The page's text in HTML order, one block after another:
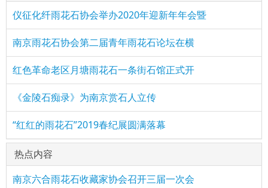
仪征化纤雨花石协会举办2020年迎新年年会暨
南京雨花石协会第二届青年雨花石论坛在横
红色革命老区月塘雨花石一条街石馆正式开
《金陵石痴录》为南京赏石人立传
“红红的雨花石”2019春纪展圆满落幕
热点内容
南京六合雨花石收藏家协会召开三届一次会